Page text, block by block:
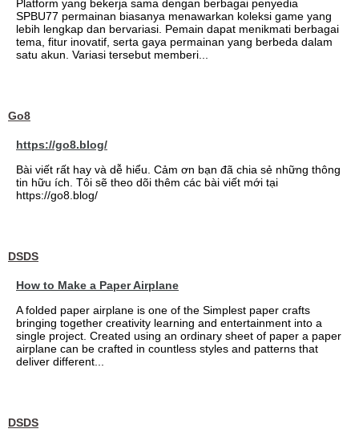
Platform yang bekerja sama dengan berbagai penyedia
SPBU77 permainan biasanya menawarkan koleksi game yang
lebih lengkap dan bervariasi. Pemain dapat menikmati berbagai
tema, fitur inovatif, serta gaya permainan yang berbeda dalam
satu akun. Variasi tersebut memberi...
Go8
https://go8.blog/
Bài viết rất hay và dễ hiểu. Cảm ơn bạn đã chia sẻ những thông
tin hữu ích. Tôi sẽ theo dõi thêm các bài viết mới tại
https://go8.blog/
DSDS
How to Make a Paper Airplane
A folded paper airplane is one of the Simplest paper crafts
bringing together creativity learning and entertainment into a
single project. Created using an ordinary sheet of paper a paper
airplane can be crafted in countless styles and patterns that
deliver different...
DSDS